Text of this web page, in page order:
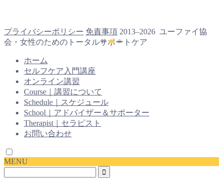
プライバシーポリシー 免責事項 2013–2026 ユーファイ協
会・女性のためのトータルサポートケア
ホーム
セルフケア入門講座
オンライン講習
Course｜講習について
Schedule｜スケジュール
School｜アドバイザー＆サポーター
Therapist｜セラピスト
お問い合わせ
MENU